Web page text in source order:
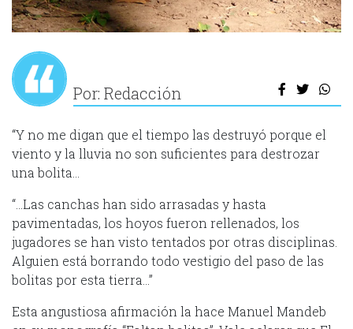
Por: Redacción
“Y no me digan que el tiempo las destruyó porque el
viento y la lluvia no son suficientes para destrozar
una bolita…
“…Las canchas han sido arrasadas y hasta
pavimentadas, los hoyos fueron rellenados, los
jugadores se han visto tentados por otras disciplinas.
Alguien está borrando todo vestigio del paso de las
bolitas por esta tierra…”
Esta angustiosa afirmación la hace Manuel Mandeb